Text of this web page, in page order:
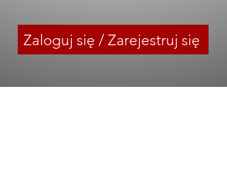
Zaloguj się / Zarejestruj się